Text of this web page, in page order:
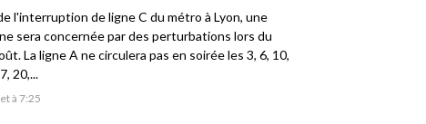
à 7:25
l'interruption de ligne C du métro à Lyon, une
sera concernée par des perturbations lors du
La ligne A ne circulera pas en soirée les 3, 6, 10,
20,...